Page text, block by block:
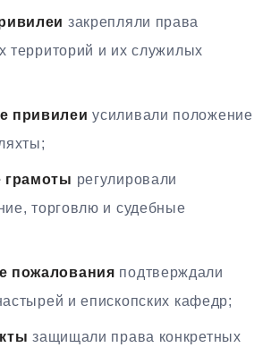
закрепляли права
территорий и их служилых
привилеи усиливали положение
грамоты регулировали
торговлю и судебные
пожалования подтверждали
и епископских кафедр;
защищали права конкретных